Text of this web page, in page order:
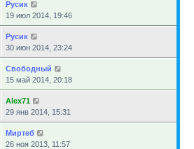
Русик
19 июл 2014, 19:46
Русик
30 июн 2014, 23:24
Свободный
15 май 2014, 20:18
Alex71
29 янв 2014, 15:31
Миртеб
26 ноя 2013, 11:57